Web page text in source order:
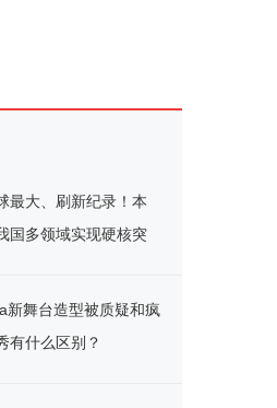
最大、刷新纪录！本
国多领域实现硬核突
新舞台造型被质疑和疯
有什么区别？